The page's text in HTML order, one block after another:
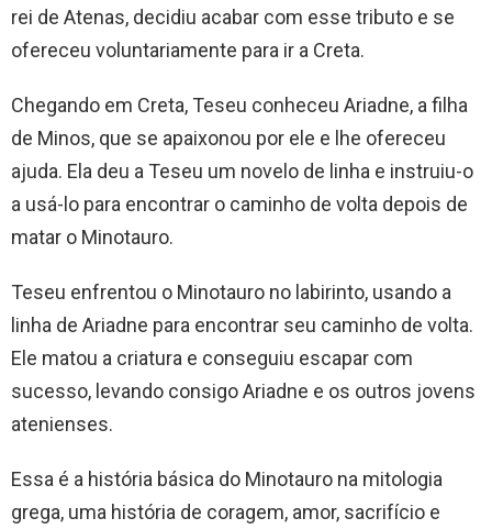
rei de Atenas, decidiu acabar com esse tributo e se
ofereceu voluntariamente para ir a Creta.
Chegando em Creta, Teseu conheceu Ariadne, a filha
de Minos, que se apaixonou por ele e lhe ofereceu
ajuda. Ela deu a Teseu um novelo de linha e instruiu-o
a usá-lo para encontrar o caminho de volta depois de
matar o Minotauro.
Teseu enfrentou o Minotauro no labirinto, usando a
linha de Ariadne para encontrar seu caminho de volta.
Ele matou a criatura e conseguiu escapar com
sucesso, levando consigo Ariadne e os outros jovens
atenienses.
Essa é a história básica do Minotauro na mitologia
grega, uma história de coragem, amor, sacrifício e